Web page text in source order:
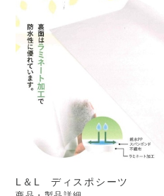
L＆L ディスポシーツ